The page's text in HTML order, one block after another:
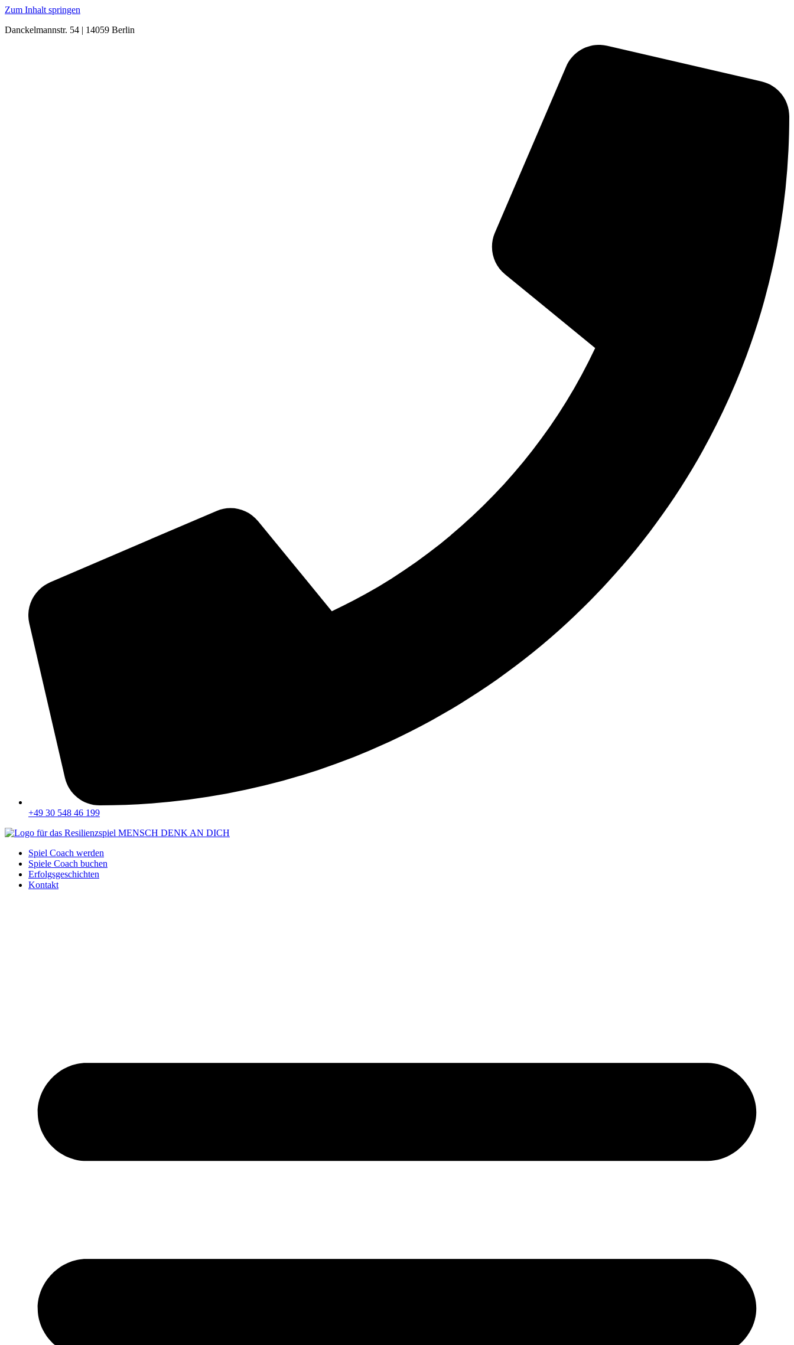
Zum Inhalt springen
Danckelmannstr. 54 | 14059 Berlin
+49 30 548 46 199
Spiel Coach werden
Spiele Coach buchen
Erfolgsgeschichten
Kontakt